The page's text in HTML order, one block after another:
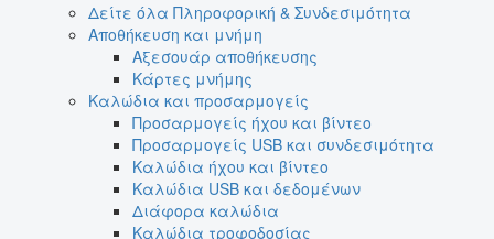
Δείτε όλα Πληροφορική & Συνδεσιμότητα
Αποθήκευση και μνήμη
Αξεσουάρ αποθήκευσης
Κάρτες μνήμης
Καλώδια και προσαρμογείς
Προσαρμογείς ήχου και βίντεο
Προσαρμογείς USB και συνδεσιμότητα
Καλώδια ήχου και βίντεο
Καλώδια USB και δεδομένων
Διάφορα καλώδια
Καλώδια τροφοδοσίας